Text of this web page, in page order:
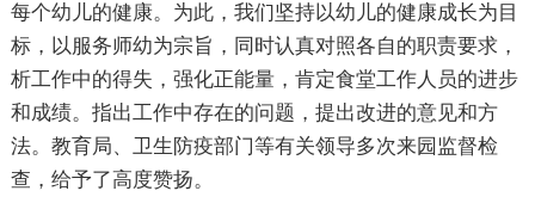
每个幼儿的健康。为此，我们坚持以幼儿的健康成长为目
标，以服务师幼为宗旨，同时认真对照各自的职责要求，
析工作中的得失，强化正能量，肯定食堂工作人员的进步
和成绩。指出工作中存在的问题，提出改进的意见和方
法。教育局、卫生防疫部门等有关领导多次来园监督检
查，给予了高度赞扬。